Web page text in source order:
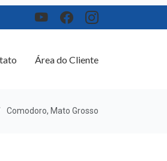
Área do Cliente
Comodoro, Mato Grosso